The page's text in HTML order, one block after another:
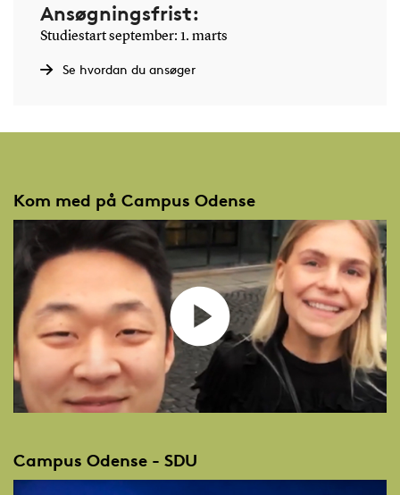
Ansøgningsfrist:
Studiestart september: 1. marts
Se hvordan du ansøger
Kom med på Campus Odense
Campus Odense - SDU